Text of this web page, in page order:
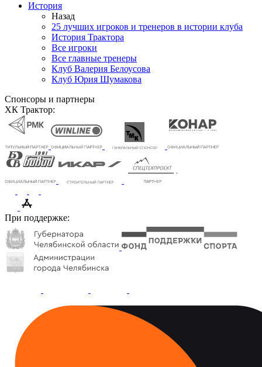
История
Назад
25 лучших игроков и тренеров в истории клуба
История Трактора
Все игроки
Все главные тренеры
Клуб Валерия Белоусова
Клуб Юрия Шумакова
Спонсоры и партнеры
ХК Трактор:
При поддержке: